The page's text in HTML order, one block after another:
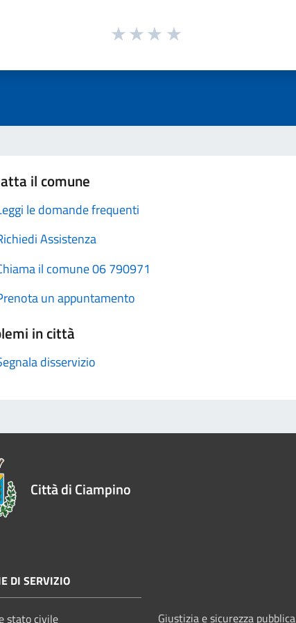
il comune
le domande frequenti
Assistenza
il comune 06 790971
un appuntamento
in città
disservizio
Città di Ciampino
DI SERVIZIO
stato civile Giustizia e sicurezza pubblica